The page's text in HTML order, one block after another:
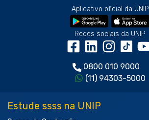
Aplicativo oficial da UNIP
Redes sociais da UNIP
0800 010 9000
(11) 94303-5000
Estude ssss na UNIP